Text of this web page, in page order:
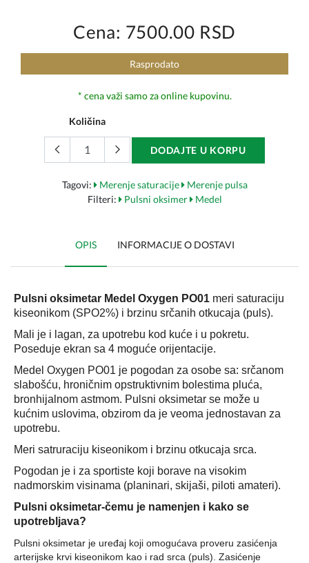
Cena: 7500.00 RSD
Rasprodato
* cena važi samo za online kupovinu.
Količina
DODAJTE U KORPU
Tagovi: Merenje saturacije Merenje pulsa
Filteri: Pulsni oksimer Medel
OPIS INFORMACIJE O DOSTAVI
Pulsni oksimetar Medel Oxygen PO01 meri saturaciju
kiseonikom (SPO2%) i brzinu srčanih otkucaja (puls).
Mali je i lagan, za upotrebu kod kuće i u pokretu.
Poseduje ekran sa 4 moguće orijentacije.
Medel Oxygen PO01 je pogodan za osobe sa: srčanom
slabošću, hroničnim opstruktivnim bolestima pluća,
bronhijalnom astmom. Pulsni oksimetar se može u
kućnim uslovima, obzirom da je veoma jednostavan za
upotrebu.
Meri satruraciju kiseonikom i brzinu otkucaja srca.
Pogodan je i za sportiste koji borave na visokim
nadmorskim visinama (planinari, skijaši, piloti amateri).
Pulsni oksimetar-čemu je namenjen i kako se
upotrebljava?
Pulsni oksimetar je uređaj koji omogućava proveru zasićenja
arterijske krvi kiseonikom kao i rad srca (puls). Zasićenje